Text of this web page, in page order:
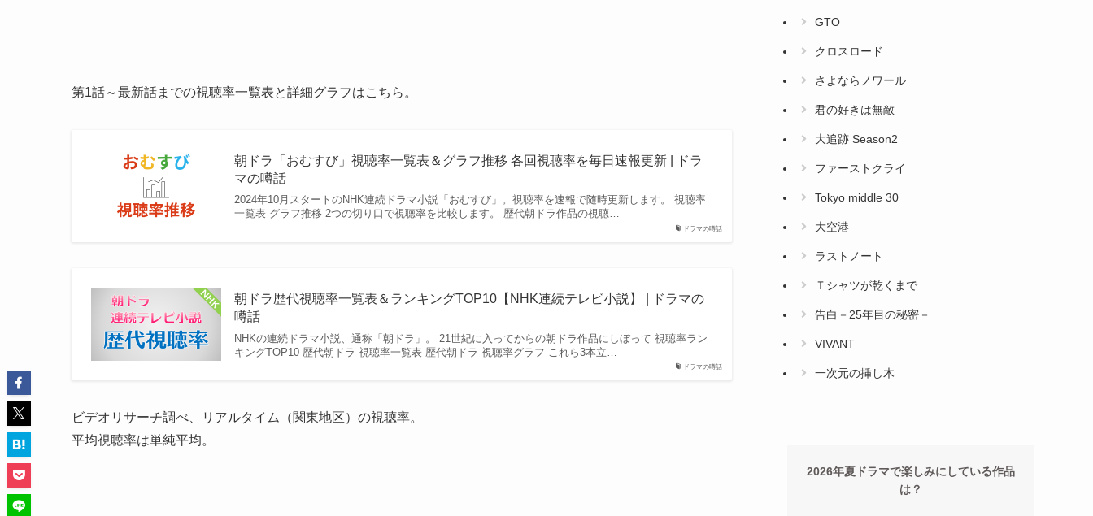
第1話～最新話までの視聴率一覧表と詳細グラフはこちら。
ドラマの噂話
朝ドラ「おむすび」視聴率一覧表＆グラフ推移 各回視聴率を毎日速報更新 | ドラ
マの噂話
2024年10月スタートのNHK連続ドラマ小説「おむすび」。視聴率を速報で随時更新します。 視聴率
一覧表 グラフ推移 2つの切り口で視聴率を比較します。 歴代朝ドラ作品の視聴…
ドラマの噂話
朝ドラ歴代視聴率一覧表＆ランキングTOP10【NHK連続テレビ小説】 | ドラマの
噂話
NHKの連続ドラマ小説、通称「朝ドラ」。 21世紀に入ってからの朝ドラ作品にしぼって 視聴率ラン
キングTOP10 歴代朝ドラ 視聴率一覧表 歴代朝ドラ 視聴率グラフ これら3本立…
ビデオリサーチ調べ、リアルタイム（関東地区）の視聴率。
平均視聴率は単純平均。
GTO
クロスロード
さよならノワール
君の好きは無敵
大追跡 Season2
ファーストクライ
Tokyo middle 30
大空港
ラストノート
Ｔシャツが乾くまで
告白－25年目の秘密－
VIVANT
一次元の挿し木
2026年夏ドラマで楽しみにしている作品
は？